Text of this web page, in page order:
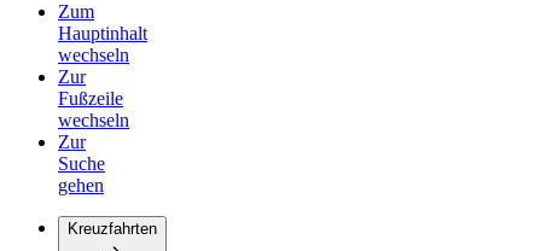
Zum
Hauptinhalt
wechseln
Zur
Fußzeile
wechseln
Zur
Suche
gehen
Kreuzfahrten